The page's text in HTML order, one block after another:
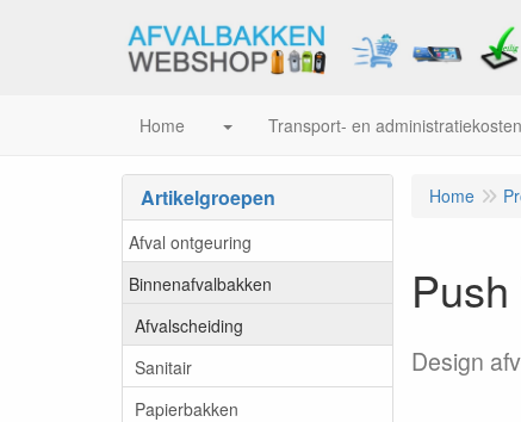
Home Transport- en administratiekosten
Artikelgroepen
Afval ontgeuring
Binnenafvalbakken
Afvalscheiding
Sanitair
Papierbakken
Home
Design